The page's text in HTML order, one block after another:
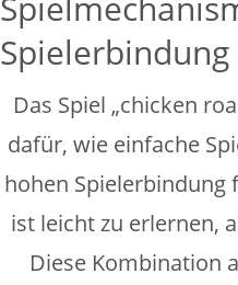
Spielerbindung
Das Spiel „chicken
dafür, wie einfache
hohen Spielerbindung
ist leicht zu erlernen,
Diese Kombination